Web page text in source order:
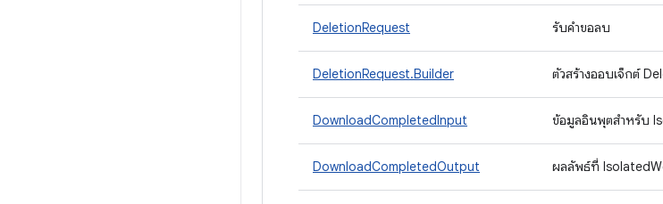
DeletionRequest รับคำขอลบ
DeletionRequest.Builder ตัวสร้างออบเจ็กต์
DownloadCompletedInput ข้อมูลอินพุตสําหรับ
DownloadCompletedOutput ผลลัพธ์ที่